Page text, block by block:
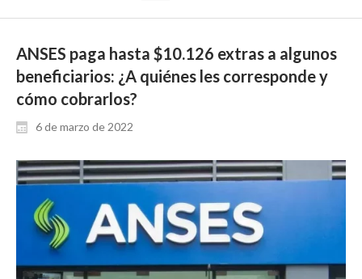
ANSES paga hasta $10.126 extras a algunos
beneficiarios: ¿A quiénes les corresponde y
cómo cobrarlos?
6 de marzo de 2022